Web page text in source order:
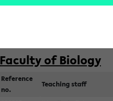
Semester:
Faculty of Biology
Reference
no.
Teaching staff